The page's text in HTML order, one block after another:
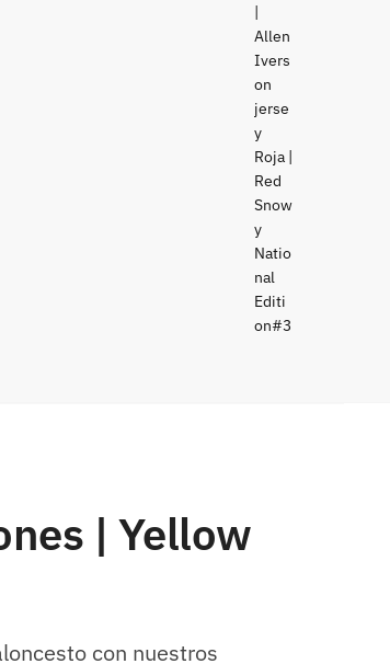
| Yellow
con nuestros